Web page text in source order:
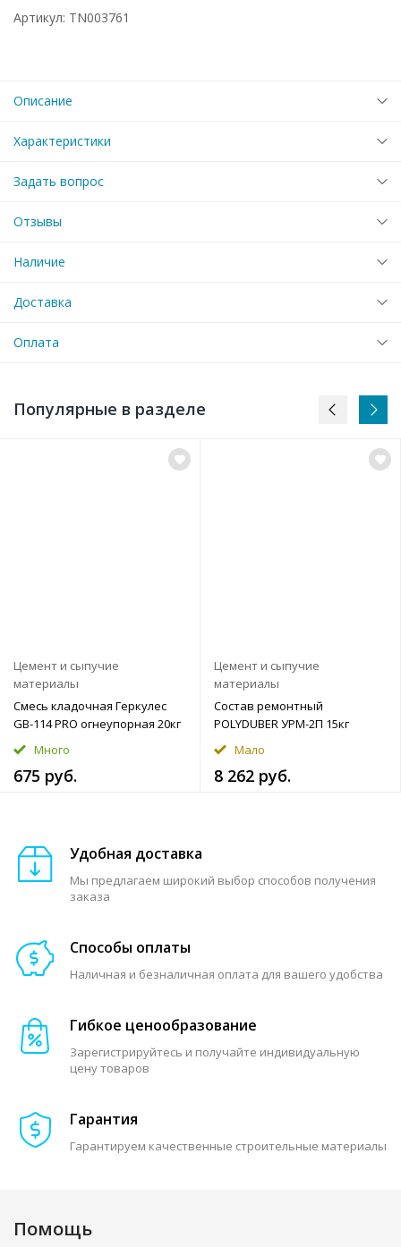
Артикул: TN003761
Описание
Характеристики
Задать вопрос
Отзывы
Наличие
Доставка
Оплата
Популярные в разделе
Цемент и сыпучие
материалы
Смесь кладочная Геркулес
GB-114 PRO огнеупорная 20кг
Много
675 руб.
Цемент и сыпучие
материалы
Состав ремонтный
POLYDUBER УРМ-2П 15кг
Мало
8 262 руб.
Удобная доставка
Мы предлагаем широкий выбор способов получения
заказа
Способы оплаты
Наличная и безналичная оплата для вашего удобства
Гибкое ценообразование
Зарегистрируйтесь и получайте индивидуальную
цену товаров
Гарантия
Гарантируем качественные строительные материалы
Помощь